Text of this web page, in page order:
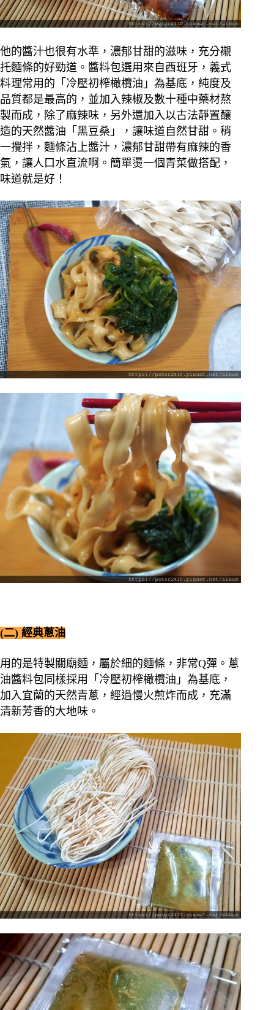
他的醬汁也很有水準，濃郁甘甜的滋味，充分襯
托麵條的好勁道。 醬料包選用來自西班牙，義式
料理常用的「冷壓初榨橄欖油」為基底，純度及
品質都是最高的，並加入辣椒及數十種中藥材熬
製而成，除了麻辣味，另外還加入以古法靜置釀
造的天然醬油「黑豆桑」，讓味道自然甘甜。 稍
一攪拌，麵條沾上醬汁，濃郁甘甜帶有麻辣的香
氣，讓人口水直流啊。簡單燙一個青菜做搭配，
味道就是好！
(二) 經典蔥油
用的是特製關廟麵，屬於細的麵條，非常Q彈。蔥
油醬料包同樣採用「冷壓初榨橄欖油」為基底，
加入宜蘭的天然青蔥，經過慢火煎炸而成，充滿
清新芳香的大地味。